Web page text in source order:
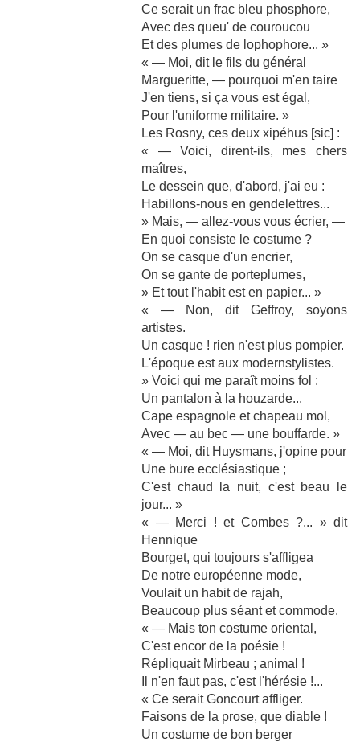
Ce serait un frac bleu phosphore,
Avec des queu' de couroucou
Et des plumes de lophophore... »
« — Moi, dit le fils du général
Margueritte, — pourquoi m'en taire
J'en tiens, si ça vous est égal,
Pour l'uniforme militaire. »
Les Rosny, ces deux xipéhus [sic] :
« — Voici, dirent-ils, mes chers
maîtres,
Le dessein que, d'abord, j'ai eu :
Habillons-nous en gendelettres...
» Mais, — allez-vous vous écrier, —
En quoi consiste le costume ?
On se casque d'un encrier,
On se gante de porteplumes,
» Et tout l'habit est en papier... »
« — Non, dit Geffroy, soyons
artistes.
Un casque ! rien n'est plus pompier.
L'époque est aux modernstylistes.
» Voici qui me paraît moins fol :
Un pantalon à la houzarde...
Cape espagnole et chapeau mol,
Avec — au bec — une bouffarde. »
« — Moi, dit Huysmans, j'opine pour
Une bure ecclésiastique ;
C'est chaud la nuit, c'est beau le
jour... »
« — Merci ! et Combes ?... » dit
Hennique
Bourget, qui toujours s'affligea
De notre européenne mode,
Voulait un habit de rajah,
Beaucoup plus séant et commode.
« — Mais ton costume oriental,
C'est encor de la poésie !
Répliquait Mirbeau ; animal !
Il n'en faut pas, c'est l'hérésie !...
« Ce serait Goncourt affliger.
Faisons de la prose, que diable !
Un costume de bon berger